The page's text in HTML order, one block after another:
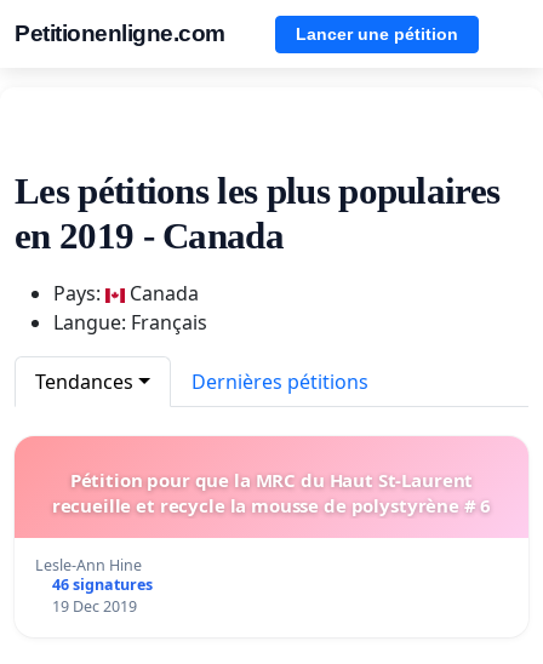
Petitionenligne.com Lancer une pétition
Les pétitions les plus populaires
en 2019 - Canada
Pays:
Canada
Langue: Français
Tendances Dernières pétitions
Pétition pour que la MRC du Haut St-Laurent
recueille et recycle la mousse de polystyrène # 6
Lesle-Ann Hine
46 signatures
19 Dec 2019